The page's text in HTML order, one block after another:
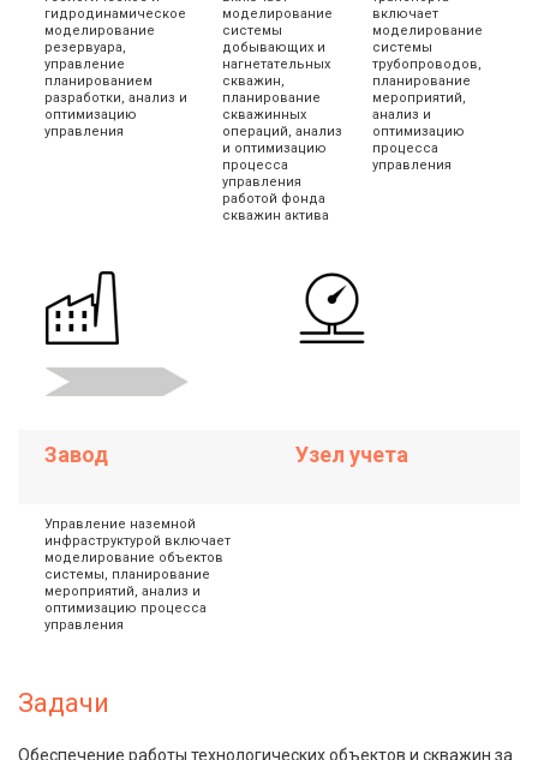
гидродинамическое
моделирование
резервуара,
управление
планированием
разработки, анализ и
оптимизацию
управления
моделирование
системы
добывающих и
нагнетательных
скважин,
планирование
скважинных
операций, анализ
и оптимизацию
процесса
управления
работой фонда
скважин актива
включает
моделирование
системы
трубопроводов,
планирование
мероприятий,
анализ и
оптимизацию
процесса
управления
Завод Узел учета
Управление наземной
инфраструктурой включает
моделирование объектов
системы, планирование
мероприятий, анализ и
оптимизацию процесса
управления
Задачи
Обеспечение работы технологических объектов и скважин за